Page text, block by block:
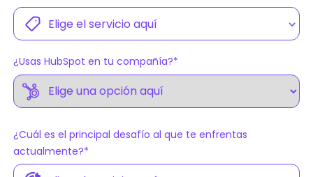
¿Usas HubSpot en tu compañía?*
¿Cuál es el principal desafío al que te enfrentas
actualmente?*